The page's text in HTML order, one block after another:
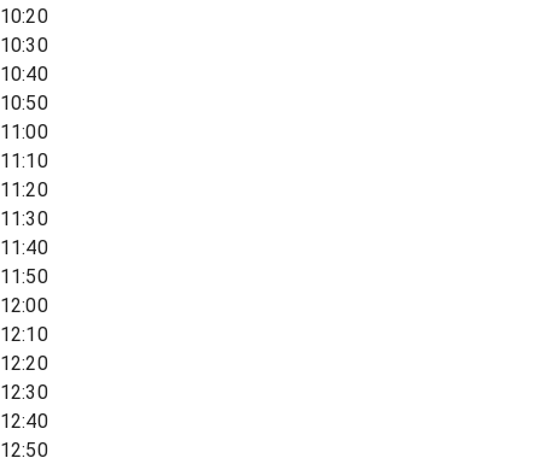
10:20
10:30
10:40
10:50
11:00
11:10
11:20
11:30
11:40
11:50
12:00
12:10
12:20
12:30
12:40
12:50